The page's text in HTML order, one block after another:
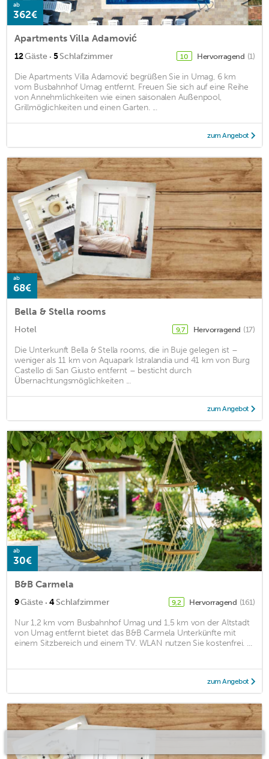
ab
362€
Apartments Villa Adamović
12Gäste · 5Schlafzimmer 10 Hervorragend (1)
Die Apartments Villa Adamović begrüßen Sie in Umag, 6 km
vom Busbahnhof Umag entfernt. Freuen Sie sich auf eine Reihe
von Annehmlichkeiten wie einen saisonalen Außenpool,
Grillmöglichkeiten und einen Garten. ...
zum Angebot
ab
68€
Bella & Stella rooms
Hotel 9,7 Hervorragend (17)
Die Unterkunft Bella & Stella rooms, die in Buje gelegen ist –
weniger als 11 km von Aquapark Istralandia und 41 km von Burg
Castello di San Giusto entfernt – besticht durch
Übernachtungsmöglichkeiten ...
zum Angebot
ab
30€
B&B Carmela
9Gäste · 4Schlafzimmer 9,2 Hervorragend (161)
Nur 1,2 km vom Busbahnhof Umag und 1,5 km von der Altstadt
von Umag entfernt bietet das B&B Carmela Unterkünfte mit
einem Sitzbereich und einem TV. WLAN nutzen Sie kostenfrei. ...
zum Angebot